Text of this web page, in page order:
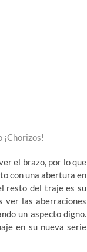
¡Chorizos!
el brazo, por lo que
con una abertura en
resto del traje es su
ver las aberraciones
un aspecto digno.
en su nueva serie